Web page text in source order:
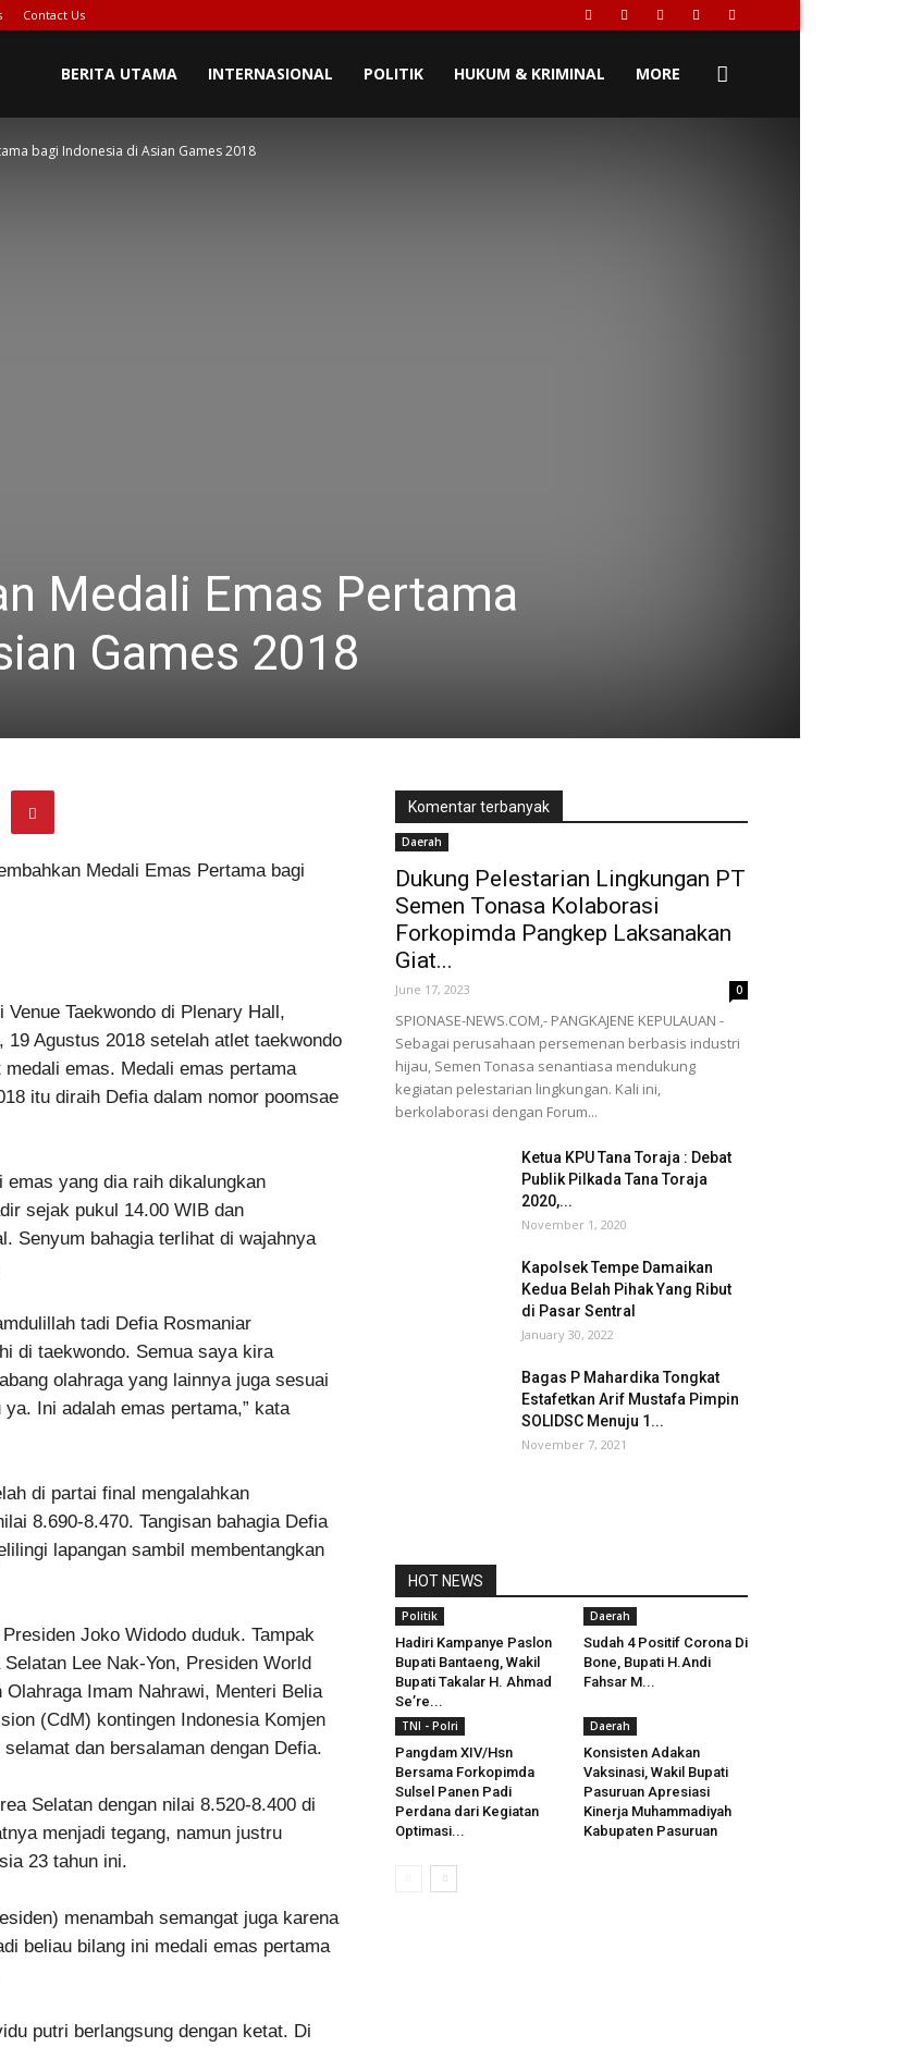
Contact Us
BERITA UTAMA INTERNASIONAL POLITIK HUKUM & KRIMINAL MORE
bagi Indonesia di Asian Games 2018
Medali Emas Pertama
Games 2018
Medali Emas Pertama bagi
Taekwondo di Plenary Hall,
Agustus 2018 setelah atlet taekwondo
emas. Medali emas pertama
itu diraih Defia dalam nomor poomsae
emas yang dia raih dikalungkan
sejak pukul 14.00 WIB dan
Senyum bahagia terlihat di wajahnya
tadi Defia Rosmaniar
di taekwondo. Semua saya kira
olahraga yang lainnya juga sesuai
Ini adalah emas pertama,” kata
di partai final mengalahkan
8.690-8.470. Tangisan bahagia Defia
lapangan sambil membentangkan
Joko Widodo duduk. Tampak
Lee Nak-Yon, Presiden World
Olahraga Imam Nahrawi, Menteri Belia
(CdM) kontingen Indonesia Komjen
dan bersalaman dengan Defia.
Selatan dengan nilai 8.520-8.400 di
menjadi tegang, namun justru
23 tahun ini.
menambah semangat juga karena
beliau bilang ini medali emas pertama
putri berlangsung dengan ketat. Di
Komentar terbanyak
Daerah
Dukung Pelestarian Lingkungan PT
Semen Tonasa Kolaborasi
Forkopimda Pangkep Laksanakan
Giat...
June 17, 2023 0
SPIONASE-NEWS.COM,- PANGKAJENE KEPULAUAN -
Sebagai perusahaan persemenan berbasis industri
hijau, Semen Tonasa senantiasa mendukung
kegiatan pelestarian lingkungan. Kali ini,
berkolaborasi dengan Forum...
Ketua KPU Tana Toraja : Debat
Publik Pilkada Tana Toraja
2020,...
November 1, 2020
Kapolsek Tempe Damaikan
Kedua Belah Pihak Yang Ribut
di Pasar Sentral
January 30, 2022
Bagas P Mahardika Tongkat
Estafetkan Arif Mustafa Pimpin
SOLIDSC Menuju 1...
November 7, 2021
HOT NEWS
Politik
Hadiri Kampanye Paslon
Bupati Bantaeng, Wakil
Bupati Takalar H. Ahmad
Se’re...
Daerah
Sudah 4 Positif Corona Di
Bone, Bupati H.Andi
Fahsar M...
TNI - Polri
Pangdam XIV/Hsn
Bersama Forkopimda
Sulsel Panen Padi
Perdana dari Kegiatan
Optimasi...
Daerah
Konsisten Adakan
Vaksinasi, Wakil Bupati
Pasuruan Apresiasi
Kinerja Muhammadiyah
Kabupaten Pasuruan